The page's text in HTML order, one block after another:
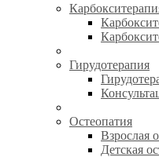
Гирудотерапия
Остеопатия
Взрослая
Детская